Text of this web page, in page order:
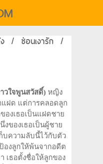
/ ซ่อนเงารัก /
วใจพูนสวัสดิ์) หญิง
แฝด แต่การคลอดลูก
องเธอเป็นแฝดชาย
ของเธอเป็นผู้ชาย
ก็บความลับนี้ไว้กับตัว
องลูกให้พ้นจากอดีต
เธอตั้งชื่อให้ลูกของ